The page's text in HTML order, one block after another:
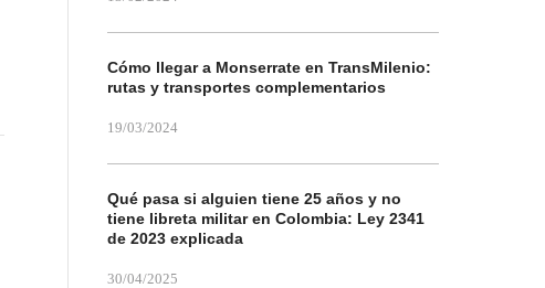
Cómo llegar a Monserrate en TransMilenio:
rutas y transportes complementarios
19/03/2024
Qué pasa si alguien tiene 25 años y no
tiene libreta militar en Colombia: Ley 2341
de 2023 explicada
30/04/2025